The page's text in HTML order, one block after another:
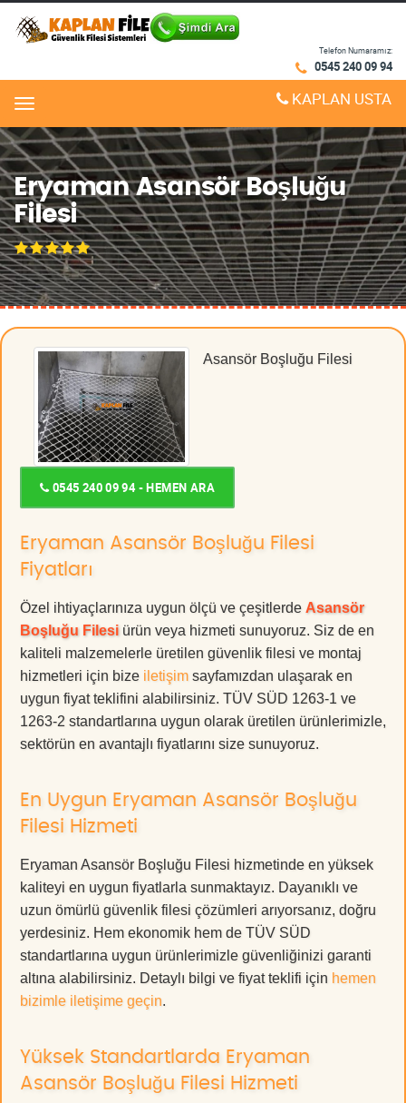
Telefon Numaramız:
0545 240 09 94
Menu KAPLAN USTA
Eryaman Asansör Boşluğu
Filesi
Asansör Boşluğu Filesi
0545 240 09 94 - HEMEN ARA
Eryaman Asansör Boşluğu Filesi
Fiyatları
Özel ihtiyaçlarınıza uygun ölçü ve çeşitlerde Asansör
Boşluğu Filesi ürün veya hizmeti sunuyoruz. Siz de en
kaliteli malzemelerle üretilen güvenlik filesi ve montaj
hizmetleri için bize iletişim sayfamızdan ulaşarak en
uygun fiyat teklifini alabilirsiniz. TÜV SÜD 1263-1 ve
1263-2 standartlarına uygun olarak üretilen ürünlerimizle,
sektörün en avantajlı fiyatlarını size sunuyoruz.
En Uygun Eryaman Asansör Boşluğu
Filesi Hizmeti
Eryaman Asansör Boşluğu Filesi hizmetinde en yüksek
kaliteyi en uygun fiyatlarla sunmaktayız. Dayanıklı ve
uzun ömürlü güvenlik filesi çözümleri arıyorsanız, doğru
yerdesiniz. Hem ekonomik hem de TÜV SÜD
standartlarına uygun ürünlerimizle güvenliğinizi garanti
altına alabilirsiniz. Detaylı bilgi ve fiyat teklifi için hemen
bizimle iletişime geçin.
Yüksek Standartlarda Eryaman
Asansör Boşluğu Filesi Hizmeti